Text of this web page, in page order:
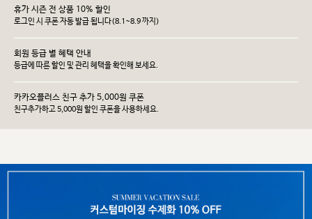
휴가 시즌 전 상품 10% 할인
로그인 시 쿠폰 자동 발급 됩니다(8.1~8.9 까지)
회원 등급 별 혜택 안내
등급에 따른 할인 및 관리 헤택을 확인해 보세요.
카카오플러스 친구 추가 5,000원 쿠폰
친구추가하고 5,000원 할인 쿠폰을 사용하세요.